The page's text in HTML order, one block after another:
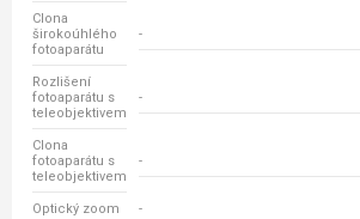
Clona
širokoúhlého
fotoaparátu
-
Rozlišení
fotoaparátu s
teleobjektivem
-
Clona
fotoaparátu s
teleobjektivem
-
Optický zoom -